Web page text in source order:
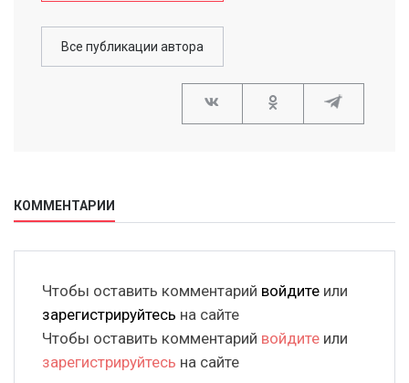
Все публикации автора
КОММЕНТАРИИ
Чтобы оставить комментарий войдите или
зарегистрируйтесь на сайте
Чтобы оставить комментарий войдите или
зарегистрируйтесь на сайте